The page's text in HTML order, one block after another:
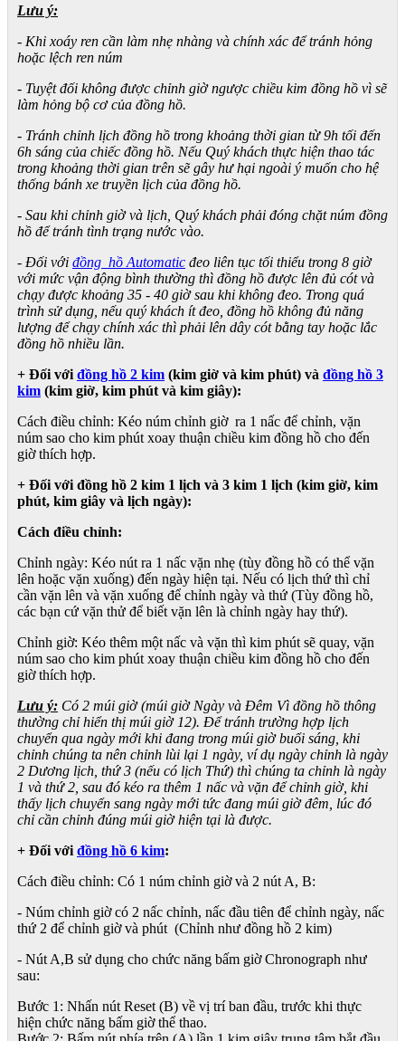
Lưu ý:
- Khi xoáy ren cần làm nhẹ nhàng và chính xác để tránh hỏng
hoặc lệch ren núm
- Tuyệt đối không được chỉnh giờ ngược chiều kim đồng hồ vì sẽ
làm hỏng bộ cơ của đồng hồ.
- Tránh chỉnh lịch đồng hồ trong khoảng thời gian từ 9h tối đến
6h sáng của chiếc đồng hồ. Nếu Quý khách thực hiện thao tác
trong khoảng thời gian trên sẽ gây hư hại ngoài ý muốn cho hệ
thống bánh xe truyền lịch của đồng hồ.
- Sau khi chỉnh giờ và lịch, Quý khách phải đóng chặt núm đồng
hồ để tránh tình trạng nước vào.
- Đối với đồng hồ Automatic đeo liên tục tối thiểu trong 8 giờ
với mức vận động bình thường thì đồng hồ được lên đủ cót và
chạy được khoảng 35 - 40 giờ sau khi không đeo. Trong quá
trình sử dụng, nếu quý khách ít đeo, đồng hồ không đủ năng
lượng để chạy chính xác thì phải lên dây cót bằng tay hoặc lắc
đồng hồ nhiều lần.
+ Đối với đồng hồ 2 kim (kim giờ và kim phút) và đồng hồ 3
kim (kim giờ, kim phút và kim giây):
Cách điều chỉnh: Kéo núm chỉnh giờ ra 1 nấc để chỉnh, vặn
núm sao cho kim phút xoay thuận chiều kim đồng hồ cho đến
giờ thích hợp.
+ Đối với đồng hồ 2 kim 1 lịch và 3 kim 1 lịch (kim giờ, kim
phút, kim giây và lịch ngày):
Cách điều chỉnh:
Chỉnh ngày: Kéo nút ra 1 nấc vặn nhẹ (tùy đồng hồ có thể vặn
lên hoặc vặn xuống) đến ngày hiện tại. Nếu có lịch thứ thì chỉ
cần vặn lên và vặn xuống để chỉnh ngày và thứ (Tùy đồng hồ,
các bạn cứ vặn thử để biết vặn lên là chỉnh ngày hay thứ).
Chỉnh giờ: Kéo thêm một nấc và vặn thì kim phút sẽ quay, vặn
núm sao cho kim phút xoay thuận chiều kim đồng hồ cho đến
giờ thích hợp.
Lưu ý: Có 2 múi giờ (múi giờ Ngày và Đêm Vì đồng hồ thông
thường chỉ hiển thị múi giờ 12). Để tránh trường hợp lịch
chuyển qua ngày mới khi đang trong múi giờ buổi sáng, khi
chỉnh chúng ta nên chỉnh lùi lại 1 ngày, ví dụ ngày chỉnh là ngày
2 Dương lịch, thứ 3 (nếu có lịch Thứ) thì chúng ta chỉnh là ngày
1 và thứ 2, sau đó kéo ra thêm 1 nấc và vặn để chỉnh giờ, khi
thấy lịch chuyển sang ngày mới tức đang múi giờ đêm, lúc đó
chỉ cần chỉnh đúng múi giờ hiện tại là được.
+ Đối với đồng hồ 6 kim:
Cách điều chỉnh: Có 1 núm chỉnh giờ và 2 nút A, B:
- Núm chỉnh giờ có 2 nấc chỉnh, nấc đầu tiên để chỉnh ngày, nấc
thứ 2 để chỉnh giờ và phút (Chỉnh như đồng hồ 2 kim)
- Nút A,B sử dụng cho chức năng bấm giờ Chronograph như
sau:
Bước 1: Nhấn nút Reset (B) về vị trí ban đầu, trước khi thực
hiện chức năng bấm giờ thể thao.